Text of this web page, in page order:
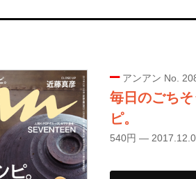
アンアン No.
毎日のごち
ピ。
540円 —